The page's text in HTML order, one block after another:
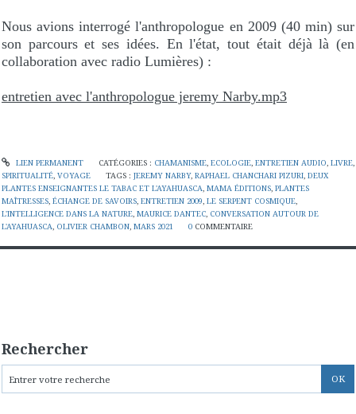
Nous avions interrogé l'anthropologue en 2009 (40 min) sur
son parcours et ses idées. En l'état, tout était déjà là (en
collaboration avec radio Lumières) :
entretien avec l'anthropologue jeremy Narby.mp3
LIEN PERMANENT CATÉGORIES : CHAMANISME, ECOLOGIE, ENTRETIEN AUDIO LIVRE,
SPIRITUALITÉ VOYAGE TAGS :JEREMY NARBY,RAPHAEL CHANCHARI PIZURI ,DEUX
PLANTES ENSEIGNANTES LE TABAC ET L'AYAHUASCA MAMA ÉDITIONS PLANTES
MAÎTRESSES ÉCHANGE DE SAVOIRS ENTRETIEN 2009 LE SERPENT COSMIQUE
L'INTELLIGENCE DANS LA NATURE MAURICE DANTEC CONVERSATION AUTOUR DE
L'AYAHUASCA OLIVIER CHAMBON MARS 2021 0 COMMENTAIRE
Rechercher